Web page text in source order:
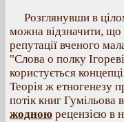
Розглянувши в
можна відзначити, що
репутації вченого
"Слова о полку
користується
Теорія ж етногенезу
потік книг Гумільова
жодною рецензією в